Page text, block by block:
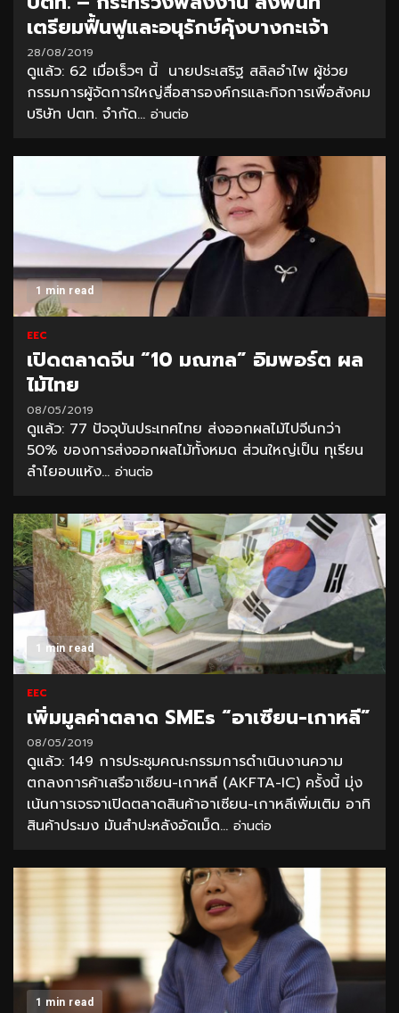
เตรียมฟื้นฟูและอนุรักษ์คุ้งบางกะเจ้า
28/08/2019
ดูแล้ว: 62 เมื่อเร็วๆ นี้ นายประเสริฐ สลิลอำไพ ผู้ช่วย
กรรมการผู้จัดการใหญ่สื่อสารองค์กรและกิจการเพื่อสังคม
บริษัท ปตท. จำกัด... อ่านต่อ
1 min read
EEC
เปิดตลาดจีน “10 มณฑล” อิมพอร์ต ผล
ไม้ไทย
08/05/2019
ดูแล้ว: 77 ปัจจุบันประเทศไทย ส่งออกผลไม้ไปจีนกว่า
50% ของการส่งออกผลไม้ทั้งหมด ส่วนใหญ่เป็น ทุเรียน
ลำไยอบแห้ง... อ่านต่อ
1 min read
EEC
เพิ่มมูลค่าตลาด SMEs “อาเซียน-เกาหลี”
08/05/2019
ดูแล้ว: 149 การประชุมคณะกรรมการดำเนินงานความ
ตกลงการค้าเสรีอาเซียน-เกาหลี (AKFTA-IC) ครั้งนี้ มุ่ง
เน้นการเจรจาเปิดตลาดสินค้าอาเซียน-เกาหลีเพิ่มเติม อาทิ
สินค้าประมง มันสำปะหลังอัดเม็ด... อ่านต่อ
1 min read